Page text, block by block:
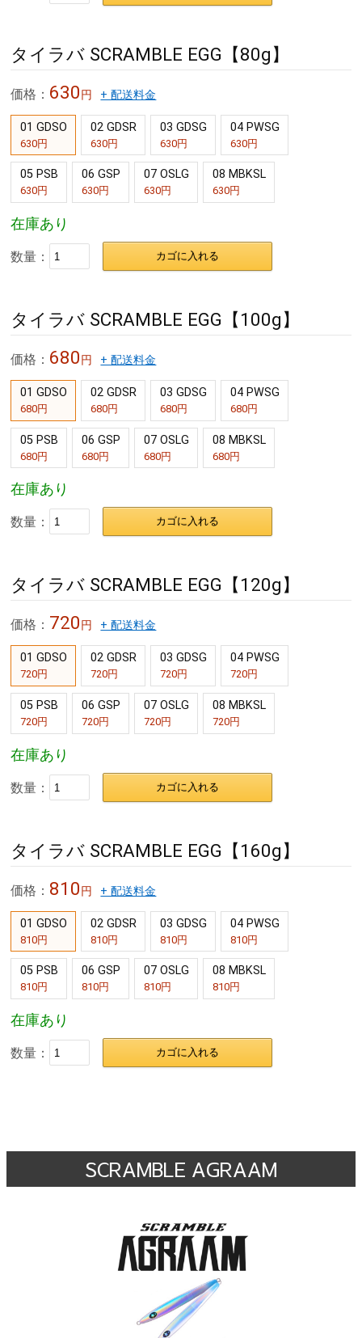
タイラバ SCRAMBLE EGG【80g】
価格： 630円 + 配送料金
01 GDSO
630円
02 GDSR
630円
03 GDSG
630円
04 PWSG
630円
05 PSB
630円
06 GSP
630円
07 OSLG
630円
08 MBKSL
630円
在庫あり
数量： カゴに入れる
タイラバ SCRAMBLE EGG【100g】
価格： 680円 + 配送料金
01 GDSO
680円
02 GDSR
680円
03 GDSG
680円
04 PWSG
680円
05 PSB
680円
06 GSP
680円
07 OSLG
680円
08 MBKSL
680円
在庫あり
数量： カゴに入れる
タイラバ SCRAMBLE EGG【120g】
価格： 720円 + 配送料金
01 GDSO
720円
02 GDSR
720円
03 GDSG
720円
04 PWSG
720円
05 PSB
720円
06 GSP
720円
07 OSLG
720円
08 MBKSL
720円
在庫あり
数量： カゴに入れる
タイラバ SCRAMBLE EGG【160g】
価格： 810円 + 配送料金
01 GDSO
810円
02 GDSR
810円
03 GDSG
810円
04 PWSG
810円
05 PSB
810円
06 GSP
810円
07 OSLG
810円
08 MBKSL
810円
在庫あり
数量： カゴに入れる
SCRAMBLE AGRAAM